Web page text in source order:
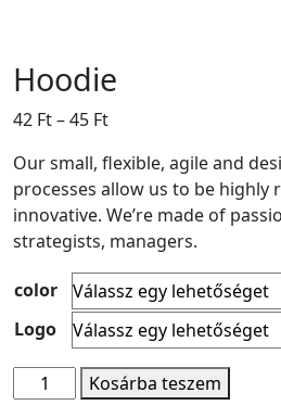
Hoodie
42 Ft–45 FtÁrtartomány:
-
45 Ft
Our small, flexible, agile and
processes allow us to be highly
innovative. We’re made of
strategists, managers.
color
Logo
Hoodie
quantity
Kosárba teszem